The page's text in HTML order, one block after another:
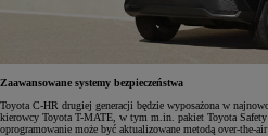
Zaawansowane systemy bezpieczeństwa
Toyota C-HR drugiej generacji będzie wyposażona w
kierowcy Toyota T-MATE, w tym m.in. pakiet Toyota Safety
oprogramowanie może być aktualizowane metodą over-the-